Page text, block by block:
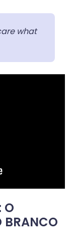
what
O
BRANCO